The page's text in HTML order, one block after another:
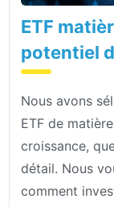
ETF
potentiel
Nous avons
ETF de
croissance,
détail. Nous
comment